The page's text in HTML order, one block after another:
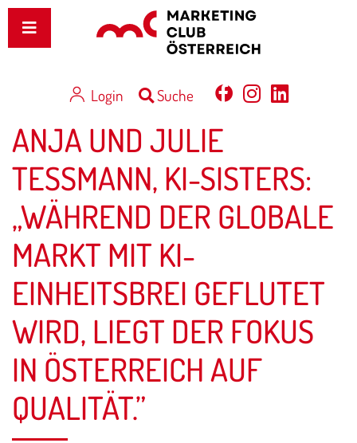
Login Suche
ANJA UND JULIE
TESSMANN, KI-SISTERS: „
WÄHREND DER GLOBALE M
ARKT MIT KI-E
INHEITSBREI GEFLUTET W
IRD, LIEGT DER FOKUS I
N ÖSTERREICH AUF Q
UALITÄT.”